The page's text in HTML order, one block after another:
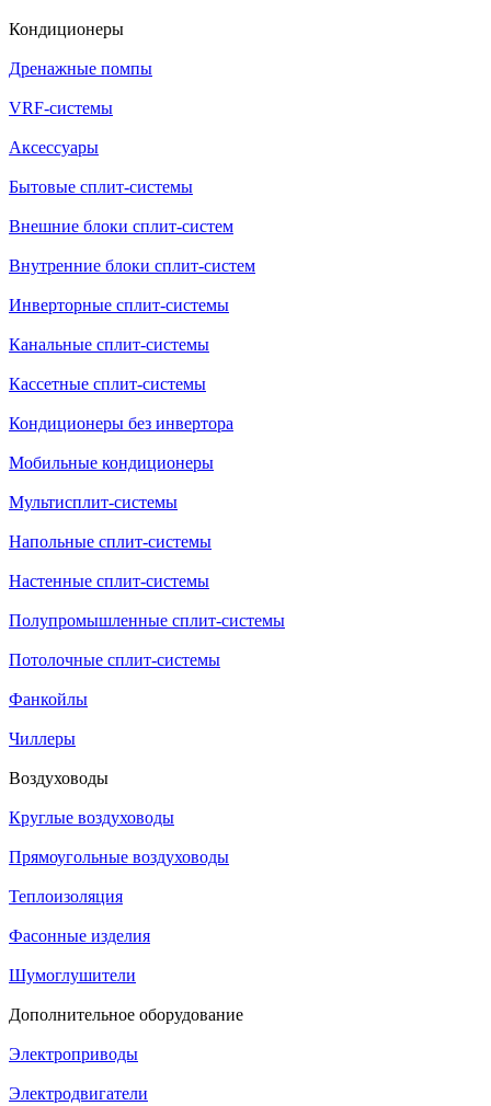
Кондиционеры
Дренажные помпы
VRF-системы
Аксессуары
Бытовые сплит-системы
Внешние блоки сплит-систем
Внутренние блоки сплит-систем
Инверторные сплит-системы
Канальные сплит-системы
Кассетные сплит-системы
Кондиционеры без инвертора
Мобильные кондиционеры
Мультисплит-системы
Напольные сплит-системы
Настенные сплит-системы
Полупромышленные сплит-системы
Потолочные сплит-системы
Фанкойлы
Чиллеры
Воздуховоды
Круглые воздуховоды
Прямоугольные воздуховоды
Теплоизоляция
Фасонные изделия
Шумоглушители
Дополнительное оборудование
Электроприводы
Электродвигатели